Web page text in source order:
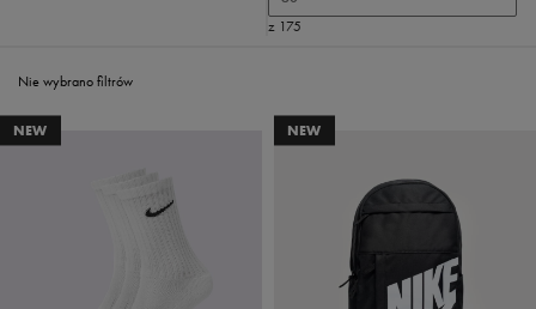
z 175
Nie wybrano filtrów
NEW NEW